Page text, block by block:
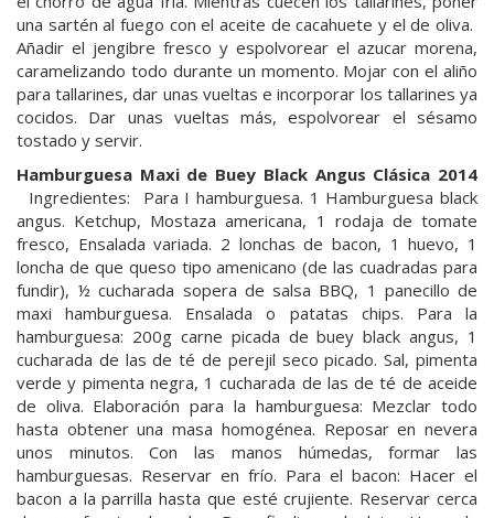
una sartén al fuego con el aceite de cacahuete y el de oliva.
Añadir el jengibre fresco y espolvorear el azucar morena,
caramelizando todo durante un momento. Mojar con el aliño
para tallarines, dar unas vueltas e incorporar los tallarines ya
cocidos. Dar unas vueltas más, espolvorear el sésamo
tostado y servir.
Hamburguesa Maxi de Buey Black Angus Clásica 2014
Ingredientes: Para I hamburguesa. 1 Hamburguesa black
angus. Ketchup, Mostaza americana, 1 rodaja de tomate
fresco, Ensalada variada. 2 lonchas de bacon, 1 huevo, 1
loncha de que queso tipo amenicano (de las cuadradas para
fundir), ½ cucharada sopera de salsa BBQ, 1 panecillo de
maxi hamburguesa. Ensalada o patatas chips. Para la
hamburguesa: 200g carne picada de buey black angus, 1
cucharada de las de té de perejil seco picado. Sal, pimenta
verde y pimenta negra, 1 cucharada de las de té de aceide
de oliva. Elaboración para la hamburguesa: Mezclar todo
hasta obtener una masa homogénea. Reposar en nevera
unos minutos. Con las manos húmedas, formar las
hamburguesas. Reservar en frío. Para el bacon: Hacer el
bacon a la parrilla hasta que esté crujiente. Reservar cerca